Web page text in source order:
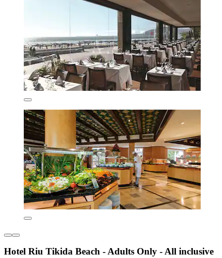
Hotel Riu Tikida Beach - Adults Only - All inclusive